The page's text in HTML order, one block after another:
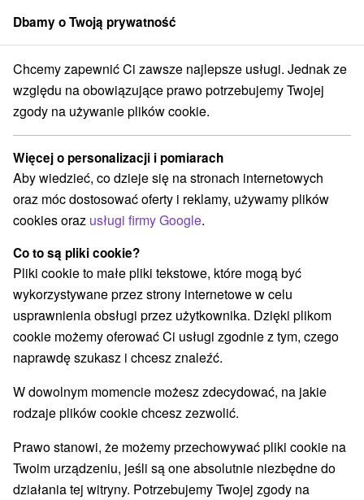
członek grupySorger
Slovensko Žilinský kraj Lietava Penzión Pod Hradom Lietava
Penzión Pod Hradom Lietava
Lietava
REZERWACJA I WYBÓR OFERTY
Skontaktuj się bezpośrednio z właścicielem.
Przejdź do lokalizacji
O URZĄDZENIA SPRZĘT
Dbamy o Twoją prywatność
Chcemy zapewnić Ci zawsze najlepsze usługi. Jednak ze
względu na obowiązujące prawo potrzebujemy Twojej
zgody na używanie plików cookie.
Więcej o personalizacji i pomiarach
Aby wiedzieć, co dzieje się na stronach internetowych
oraz móc dostosować oferty i reklamy, używamy plików
cookies oraz usługi firmy Google.
Co to są pliki cookie?
Pliki cookie to małe pliki tekstowe, które mogą być
wykorzystywane przez strony internetowe w celu
usprawnienia obsługi przez użytkownika. Dzięki plikom
cookie możemy oferować Ci usługi zgodnie z tym, czego
naprawdę szukasz i chcesz znaleźć.
W dowolnym momencie możesz zdecydować, na jakie
rodzaje plików cookie chcesz zezwolić.
Prawo stanowi, że możemy przechowywać pliki cookie na
Twoim urządzeniu, jeśli są one absolutnie niezbędne do
działania tej witryny. Potrzebujemy Twojej zgody na